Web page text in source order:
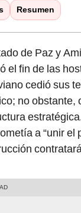
Resumen
de Paz y
el fin de las
cedió sus
no obstante,
a “unir el